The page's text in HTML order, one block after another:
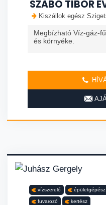
SZABÓ TIBOR
Kiszállok egész
Megbízható Víz-gáz-
és környéke.
vízszerelő épületgépész
fuvarozó kertész